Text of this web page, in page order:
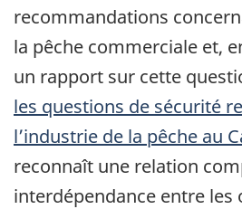
recommandations
la pêche commerciale et,
un rapport sur cette
les questions de sécurité
l’industrie de la pêche au
reconnaît une relation
interdépendance entre les